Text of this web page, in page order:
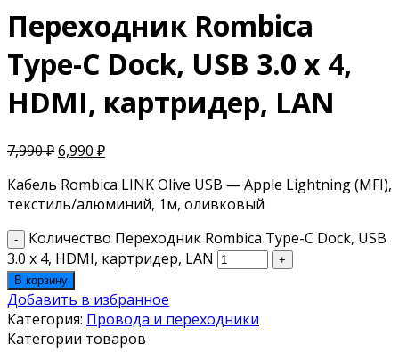
Переходник Rombica
Type-C Dock, USB 3.0 x 4,
HDMI, картридер, LAN
7,990₽6,990 ₽
Кабель Rombica LINK Olive USB — Apple Lightning (MFI),
текстиль/алюминий, 1м, оливковый
Количество Переходник Rombica Type-C Dock, USB
3.0 x 4, HDMI, картридер, LAN
В корзину
Добавить в избранное
Категория: Провода и переходники
Категории товаров